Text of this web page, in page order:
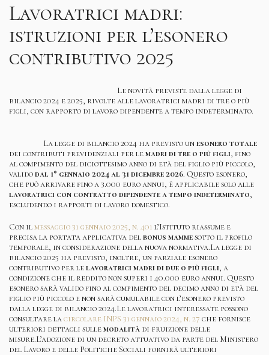
Lavoratrici madri:
istruzioni per l’esonero
contributivo 2025
Le novità previste dalla legge di
bilancio 2024 e 2025, rivolte alle lavoratrici madri di tre o più
figli, con rapporto di lavoro dipendente a tempo indeterminato.
La legge di bilancio 2024 ha previsto unesonero totale
dei contributi previdenziali per lemadri di tre o più figli, fino
al compimento del diciottesimo anno di età del figlio più piccolo,
validodal 1° gennaio 2024 al 31 dicembre 2026. Questo esonero,
che può arrivare fino a 3.000 euro annui, è applicabile solo alle
lavoratrici con contratto dipendente a tempo indeterminato,
escludendo i rapporti di lavoro domestico.
Con ilmessaggio 31 gennaio 2025, n. 401 l’Istituto riassume e
precisa la portata applicativa delbonus mammesotto il profilo
temporale, in considerazione della nuova normativa.La legge di
bilancio 2025 ha previsto, inoltre, un parziale esonero
contributivo per lelavoratrici madri di due o più figli, a
condizione che il reddito non superi i 40.000 euro annui. Questo
esonero sarà valido fino al compimento del decimo anno di età del
figlio più piccolo e non sarà cumulabile con l’esonero previsto
dalla legge di bilancio 2024.Le lavoratrici interessate possono
consultare lacircolare INPS 31 gennaio 2024, n. 27 che fornisce
ulteriori dettagli sullemodalità di fruizione delle
misure.L’adozione di un decreto attuativo da parte del Ministero
del Lavoro e delle Politiche Sociali fornirà ulteriori